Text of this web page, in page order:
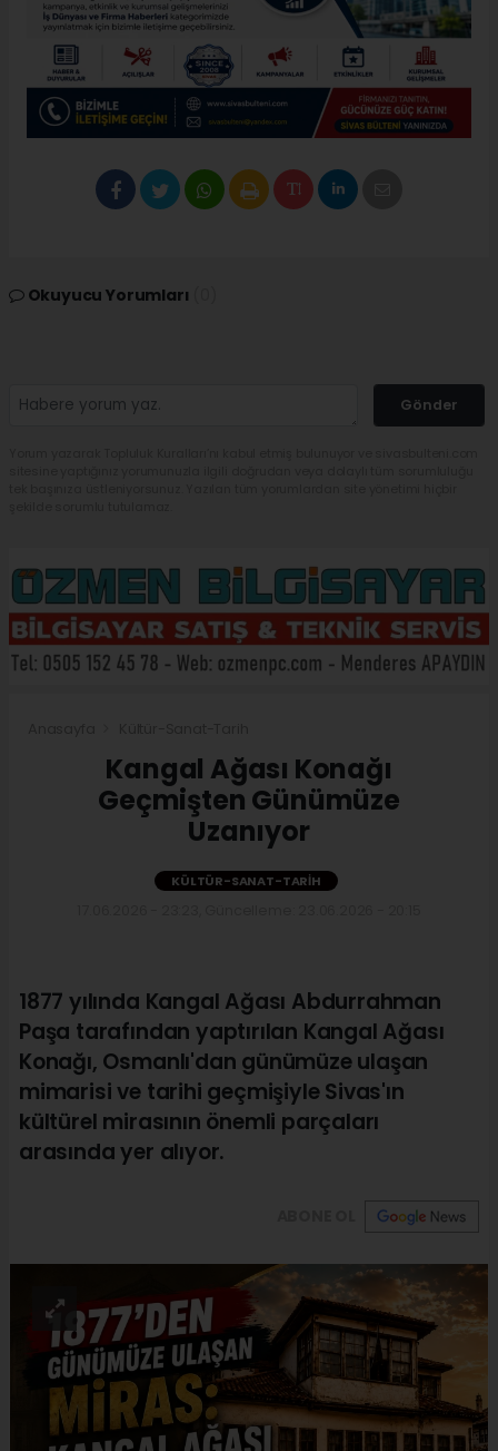
Okuyucu Yorumları
Gönder
Kangal Ağası Konağı
Geçmişten Günümüze
Uzanıyor
KÜLTÜR-SANAT-TARIH
1877 yılında Kangal Ağası Abdurrahman
Paşa tarafından yaptırılan Kangal Ağası
Konağı, Osmanlı'dan günümüze ulaşan
mimarisi ve tarihi geçmişiyle Sivas'ın
kültürel mirasının önemli parçaları
arasında yer alıyor.